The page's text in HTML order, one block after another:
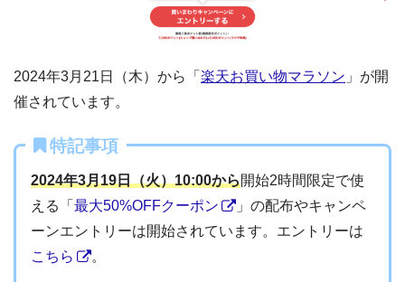
2024年3月21日（木）から「 楽天お買い物マラソン 」が開
催されています。
特記事項
2024年3月19日（火）10:00から開始2時間限定で使
える「 最大50%OFFクーポン
」の配布やキャンペ
ーンエントリーは開始されています。エントリーは
こちら
。